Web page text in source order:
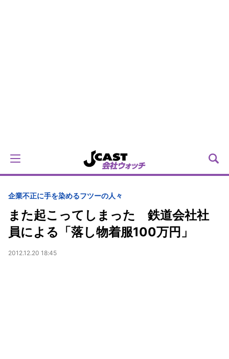
企業不正に手を染めるフツーの人々
また起こってしまった 鉄道会社社
員による「落し物着服100万円」
2012.12.20 18:45